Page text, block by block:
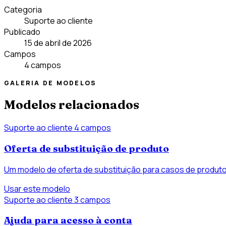
Categoria
Suporte ao cliente
Publicado
15 de abril de 2026
Campos
4 campos
GALERIA DE MODELOS
Modelos relacionados
Suporte ao cliente 4 campos
Oferta de substituição de produto
Um modelo de oferta de substituição para casos de
Usar este modelo
Suporte ao cliente3 campos
Ajuda para acesso à conta